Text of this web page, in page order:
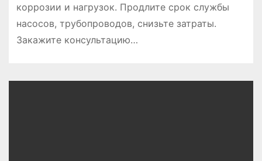
коррозии и нагрузок. Продлите срок службы
насосов, трубопроводов, снизьте затраты.
Закажите консультацию…